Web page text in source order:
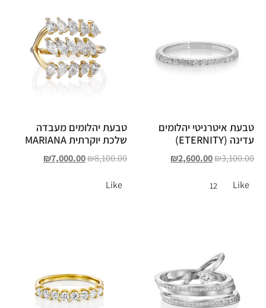
טבעת איטרניטי יהלומים
עדינה (ETERNITY)
₪3,100.00
₪2,600.00
Like
12
טבעת יהלומים מעבדה
שלכת יוקרתית MARIANA
₪8,100.00
₪7,000.00
Like